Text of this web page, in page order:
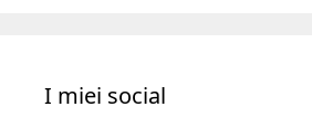
I miei social